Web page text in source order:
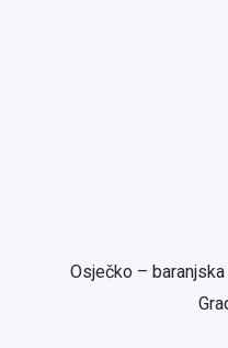
Osječko – baranjska